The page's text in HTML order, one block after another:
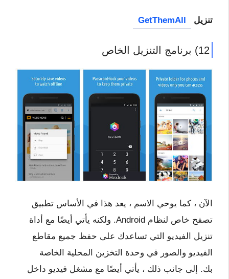
تنزيل GetThemAll
12) برنامج التنزيل الخاص
الآن ، كما يوحي الاسم ، يعد هذا في الأساس تطبيق
تصفح خاص لنظام Android. ولكنه يأتي أيضًا مع أداة
تنزيل الفيديو التي تساعدك على حفظ جميع مقاطع
الفيديو والصور في وحدة التخزين المحلية الخاصة
بك. إلى جانب ذلك ، يأتي أيضًا مع مشغل فيديو داخل